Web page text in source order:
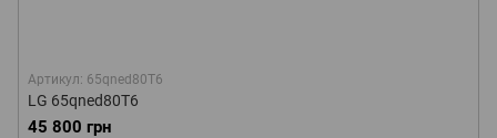
Артикул: 65qned80T6
LG 65qned80T6
45 800 грн